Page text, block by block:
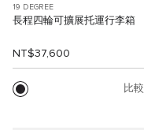
19 DEGREE
長程四輪可擴展托運行李箱
NT$37,600
比較